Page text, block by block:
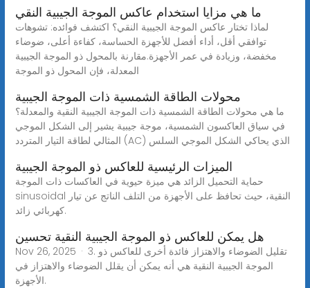
ما هي مزايا استخدام عاكس الموجة الجيبية النقي
لماذا تختار عاكس الموجة الجيبية النقي؟ اكتشف فوائده: تشوهات
توافقي أقل، أداء أفضل للأجهزة الحساسة، كفاءة أعلى، ضوضاء
مخفضة، وزيادة في عمر الأجهزة.مقارنة بالمحول ذو الموجة الجيبية
المعدلة، فإن المحول ذو الموجة
محولات الطاقة الشمسية ذات الموجة الجيبية
ما هي محولات الطاقة الشمسية ذات الموجة الجيبية النقية والمعدلة؟
في سياق العاكسون الشمسية، موجة جيبية يشير إلى الشكل الموجي
المثالي لطاقة التيار المتردد (AC) الذي يحاكي الشكل الموجي السلس
الميزات الرئيسية للعاكس ذو الموجة الجيبية
حماية التحميل الزائد هي ميزة حيوية في العاكسات ذات الموجة
sinusoidal النقية، حيث تحافظ على الأجهزة من التلف الناتج عن تيار
كهربائي زائد.
هل يمكن للعاكس ذو الموجة الجيبية النقية تحسين
Nov 26, 2025 · 3. تقليل الضوضاء والاهتزاز فائدة أخرى للعاكس ذو
الموجة الجيبية النقية هي أنه يمكن أن يقلل الضوضاء والاهتزاز في
الأجهزة.